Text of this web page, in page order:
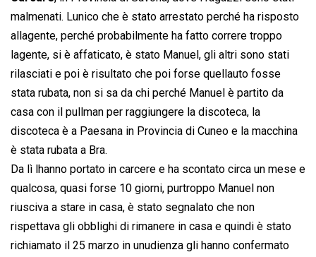
malmenati. Lunico che è stato arrestato perché ha risposto
allagente, perché probabilmente ha fatto correre troppo
lagente, si è affaticato, è stato Manuel, gli altri sono stati
rilasciati e poi è risultato che poi forse quellauto fosse
stata rubata, non si sa da chi perché Manuel è partito da
casa con il pullman per raggiungere la discoteca, la
discoteca è a Paesana in Provincia di Cuneo e la macchina
è stata rubata a Bra.
Da lì lhanno portato in carcere e ha scontato circa un mese e
qualcosa, quasi forse 10 giorni, purtroppo Manuel non
riusciva a stare in casa, è stato segnalato che non
rispettava gli obblighi di rimanere in casa e quindi è stato
richiamato il 25 marzo in unudienza gli hanno confermato